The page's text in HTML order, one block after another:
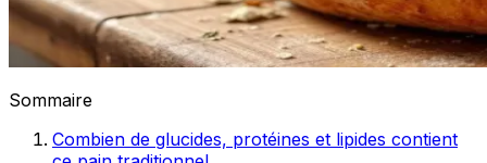
Sommaire
Combien de glucides, protéines et lipides contient